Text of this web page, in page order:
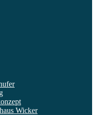
Wicker